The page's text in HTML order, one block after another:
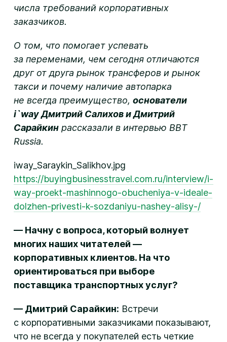
числа требований корпоративных
заказчиков.
О том, что помогает успевать
за переменами, чем сегодня отличаются
друг от друга рынок трансферов и рынок
такси и почему наличие автопарка
не всегда преимущество, основатели
i`way Дмитрий Салихов и Дмитрий
Сарайкинрассказали в интервью BBT
Russia.
iway_Saraykin_Salikhov.jpg
https://buyingbusinesstravel.com.ru/interview/i-
way-proekt-mashinnogo-obucheniya-v-ideale-
dolzhen-privesti-k-sozdaniyu-nashey-alisy-/
— Начну с вопроса, который волнует
многих наших читателей —
корпоративных клиентов. На что
ориентироваться при выборе
поставщика транспортных услуг?
— Дмитрий Сарайкин: Встречи
с корпоративными заказчиками показывают,
что не всегда у покупателей есть четкие